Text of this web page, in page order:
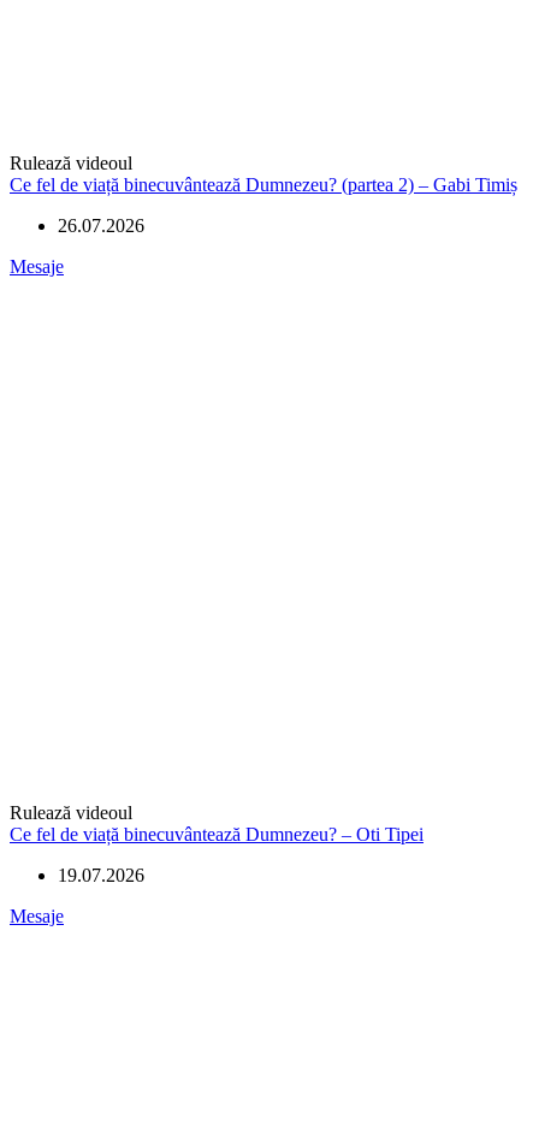
Rulează videoul
Ce fel de viață binecuvântează Dumnezeu? (partea 2) – Gabi Timiș
26.07.2026
Mesaje
Rulează videoul
Ce fel de viață binecuvântează Dumnezeu? – Oti Tipei
19.07.2026
Mesaje